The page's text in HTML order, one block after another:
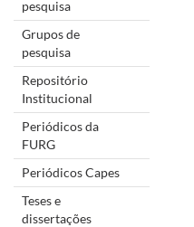
pesquisa
Grupos de
pesquisa
Repositório
Institucional
Periódicos da
FURG
Periódicos Capes
Teses e
dissertações